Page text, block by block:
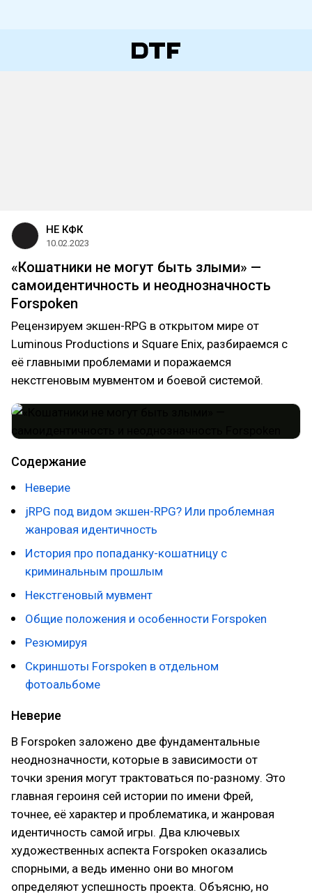
НЕ КФК
10.02.2023
«Кошатники не могут быть злыми» —
самоидентичность и неоднозначность
Forspoken
Рецензируем экшен-RPG в открытом мире от
Luminous Productions и Square Enix, разбираемся с
её главными проблемами и поражаемся
некстгеновым мувментом и боевой системой.
Содержание
Неверие
jRPG под видом экшен-RPG? Или проблемная
жанровая идентичность
История про попаданку-кошатницу с
криминальным прошлым
Некстгеновый мувмент
Общие положения и особенности Forspoken
Резюмируя
Скриншоты Forspoken в отдельном
фотоальбоме
Неверие
В Forspoken заложено две фундаментальные
неоднозначности, которые в зависимости от
точки зрения могут трактоваться по-разному. Это
главная героиня сей истории по имени Фрей,
точнее, её характер и проблематика, и жанровая
идентичность самой игры. Два ключевых
художественных аспекта Forspoken оказались
спорными, а ведь именно они во многом
определяют успешность проекта. Объясню, но